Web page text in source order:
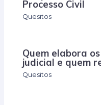
Processo Civil
Quesitos
Quem elabora
judicial e quem
Quesitos